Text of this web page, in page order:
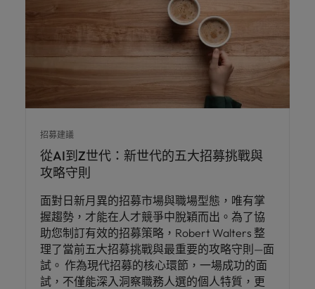
招募建議
從AI到Z世代：新世代的五大招募挑戰與
攻略守則
面對日新月異的招募市場與職場型態，唯有掌
握趨勢，才能在人才競爭中脫穎而出。為了協
助您制訂有效的招募策略，Robert Walters 整
理了當前五大招募挑戰與最重要的攻略守則—面
試。 作為現代招募的核心環節，一場成功的面
試，不僅能深入洞察職務人選的個人特質，更